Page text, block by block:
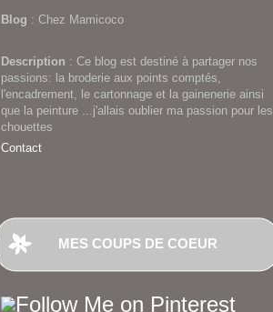
Blog : Chez Mamicoco
Description : Ce blog est destiné à partager nos
passions: la broderie aux points comptés,
l'encadrement, le cartonnage et la gainenerie ainsi
que la peinture ...j'allais oublier ma passion pour les
chouettes
Contact
MES COUPS DE COEUR